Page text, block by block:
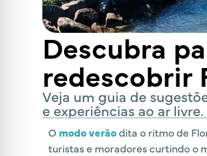
Descubra
redescobrir
Veja um guia de
e experiências ao ar livre.
O modo verãodita o ritmo de
turistas e moradores curtindo o